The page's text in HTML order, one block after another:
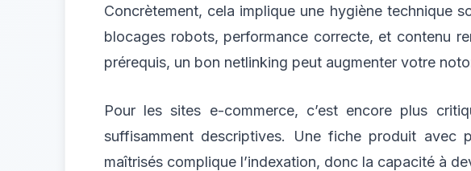
Concrètement, cela implique une hygiène technique
blocages robots, performance correcte, et contenu
prérequis, un bon netlinking peut augmenter votre
Pour les sites e-commerce, c’est encore plus
suffisamment descriptives. Une fiche produit avec
maîtrisés complique l’indexation, donc la capacité à